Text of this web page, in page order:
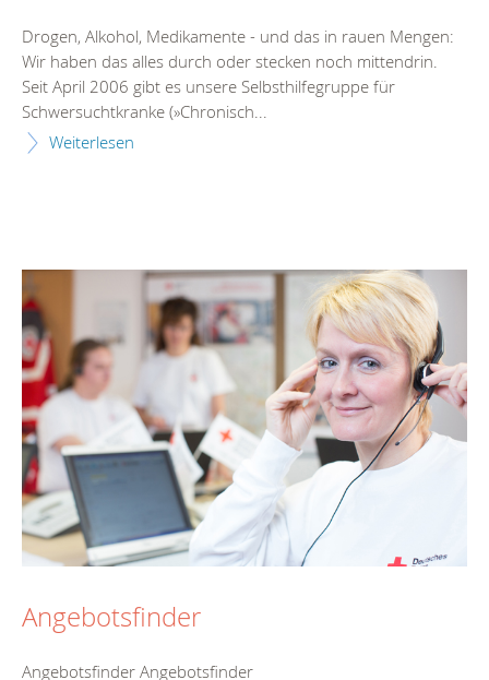
Drogen, Alkohol, Medikamente - und das in rauen Mengen:
Wir haben das alles durch oder stecken noch mittendrin.
Seit April 2006 gibt es unsere Selbsthilfegruppe für
Schwersuchtkranke (»Chronisch...
Weiterlesen
Angebotsfinder
Angebotsfinder Angebotsfinder